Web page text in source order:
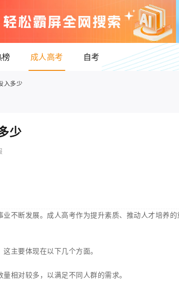
成人高考 自考
入多少
少
不断发展。成人高考作为提升素质、推动人才培养
主要体现在以下几个方面。
相对较多，以满足不同人群的需求。